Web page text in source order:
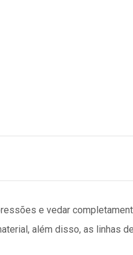
e vedar
além disso, as linhas